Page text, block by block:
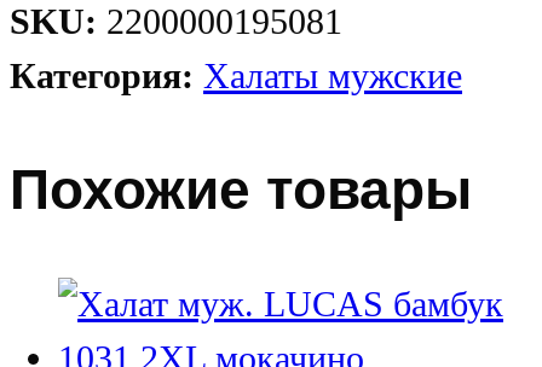
SKU: 2200000195081
Категория: Халаты мужские
Похожие товары